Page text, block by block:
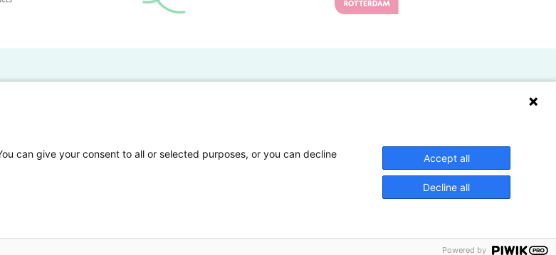
Veelgestelde vragen
Lectoren en onderzoekers
can give your consent to all or selected purposes, or you can decline
Accept all
Decline all
Powered by